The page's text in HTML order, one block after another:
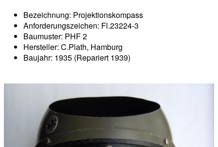
Bezeichnung: Projektionskompass
Anforderungszeichen: Fl.23224-3
Baumuster: PHF 2
Hersteller: C.Plath, Hamburg
Baujahr: 1935 (Repariert 1939)